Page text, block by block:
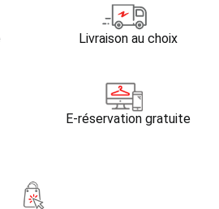
Livraison au choix
E-réservation gratuite